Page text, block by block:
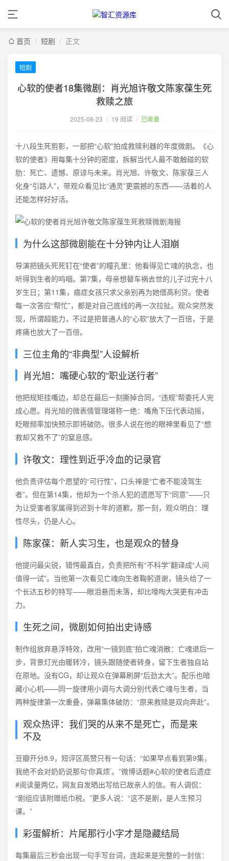
首页 / 短剧 / 正文
短剧
心软的使者18集微剧：肖光旭许敬文陈家葆生死
救赎之旅
2025-08-23 / 19 阅读 / 已收录
十八段生死剪影，一部把“心软”拍成救赎利器的年度微剧。《心
软的使者》用每集十分钟的密度，拆解当代人最不敢触碰的软
肋：死亡、遗憾、原谅与未来。肖光旭、许敬文、陈家葆三人
化身“引路人”，带观众看见比“通灵”更震撼的东西——活着的人
还能怎样好好活。
为什么这部微剧能在十分钟内让人泪崩
导演把镜头死死钉在“使者”的瞳孔里：他看得见亡魂的执念，也
听得到生者的呜咽。第7集，母亲想替车祸去世的儿子过完十八
岁生日；第11集，癌症女孩只求父亲别再为她借高利贷。使者
每一次答应“帮忙”，都是对自己底线的再一次拉扯。观众突然发
现，所谓超能力，不过是把普通人的“心软”放大了一百倍，于是
疼痛也放大了一百倍。
三位主角的“非典型”人设解析
肖光旭：嘴硬心软的“职业送行者”
他把规矩挂嘴边，却总在最后一刻撕掉合同，“违规”帮委托人完
成心愿。肖光旭的微表情管理堪称一绝：嘴角下压代表动摇，
眨眼频率加快预示即将破防。很多人说在他的眼神里看见了“想
救却又救不了”的窒息感。
许敬文：理性到近乎冷血的记录官
他负责评估每个愿望的“可行性”，口头禅是“亡者不能凌驾生
者”。但在第14集，他却为一个杀人犯的遗愿写下“同意”——只
为让受害者家属得到迟到十年的道歉。那一刻，观众明白：理
性尽头，仍是人心。
陈家葆：新人实习生，也是观众的替身
他提问最尖锐，错愕最直白，负责把所有“不科学”翻译成“人间
值得一试”。当他第一次看见亡魂向生者鞠躬道谢，镜头给了一
个长达五秒的特写——眼泪悬而未落，却比嚎啕大哭更有冲击
力。
生死之间，微剧如何拍出史诗感
制作组放弃悬浮特效，改用“一镜到底”拍亡魂消散：亡魂退后一
步，背景灯光由暖转冷，镜头跟随使者转身，留下生者独自站
在原地。没有CG，却让观众在弹幕刷屏“后劲太大”。配乐也暗
藏小心机——同一旋律用小调与大调分别代表亡魂与生者，当
两种旋律第一次重叠，弹幕集体破防：“原来救赎是双向奔赴”。
观众热评：我们哭的从来不是死亡，而是来
不及
豆瓣开分8.9，短评区高赞只有一句话：“如果早点看到第9集，
我绝不会对奶奶说那句‘你真烦’。”微博话题#心软的使者后遗症
#阅读量两亿，网友自发晒出写给已故亲人的信。有人调侃：
“剧组应该附赠纸巾税。”更多人说：“这不是剧，是人生预习
课。”
彩蛋解析：片尾那行小字才是隐藏结局
每集最后三秒会出现一句手写台词，连起来是完整的一封信：